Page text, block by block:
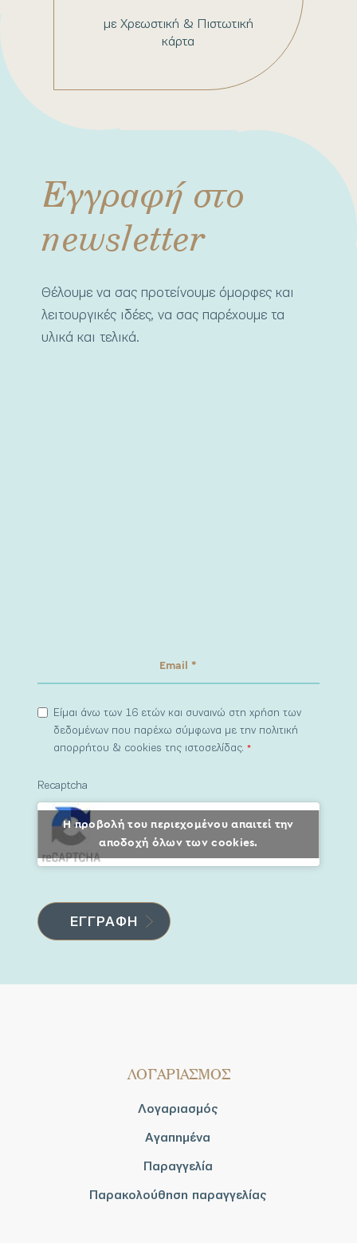
με Χρεωστική & Πιστωτική
κάρτα
Εγγραφή στο
newsletter
Θέλουμε να σας προτείνουμε όμορφες και
λειτουργικές ιδέες, να σας παρέχουμε τα
υλικά και τελικά.
Είμαι άνω των 16 ετών και συναινώ στη χρήση των
δεδομένων που παρέχω σύμφωνα με την πολιτική
απορρήτου & cookies της ιστοσελίδας.*
Recaptcha
Η προβολή του περιεχομένου απαιτεί την
αποδοχή όλων των cookies.
ΛΟΓΑΡΙΑΣΜΟΣ
Λογαριασμός
Αγαπημένα
Παραγγελία
Παρακολούθηση παραγγελίας